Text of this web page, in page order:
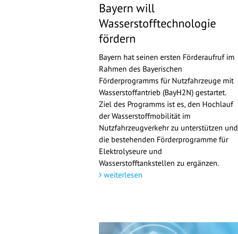
Bayern will
Wasserstofftechnologie
fördern
Bayern hat seinen ersten Förderaufruf im
Rahmen des Bayerischen
Förderprogramms für Nutzfahrzeuge mit
Wasserstoffantrieb (BayH2N) gestartet.
Ziel des Programms ist es, den Hochlauf
der Wasserstoffmobilität im
Nutzfahrzeugverkehr zu unterstützen und
die bestehenden Förderprogramme für
Elektrolyseure und
Wasserstofftankstellen zu ergänzen.
weiterlesen